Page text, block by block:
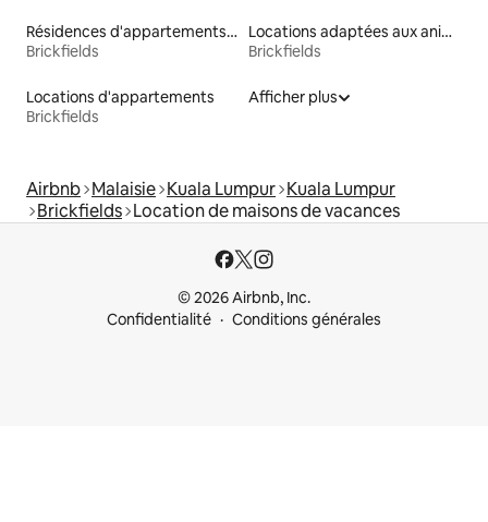
Résidences d'appartements en location
Brickfields
Locations adaptées aux animaux
Brickfields
Locations d'appartements
Brickfields
Afficher plus
Airbnb Malaisie Kuala Lumpur Kuala Lumpur
Brickfields Location de maisons de vacances
© 2026 Airbnb, Inc.
Confidentialité
Conditions générales